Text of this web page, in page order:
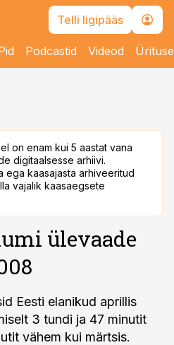
Telli ligipääs
Podcastid Videod
on enam kui 5 aastat vana
digitaalsesse arhiivi.
ega kaasajasta arhiveeritud
vajalik kaasaegsete
ülevaade
Eesti elanikud aprillis
3 tundi ja 47 minutit
vähem kui märtsis.